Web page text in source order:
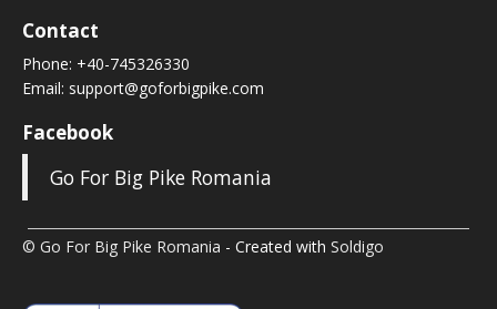
Contact
Phone: +40-745326330
Email: support@goforbigpike.com
Facebook
Go For Big Pike Romania
© Go For Big Pike Romania - Created with Soldigo